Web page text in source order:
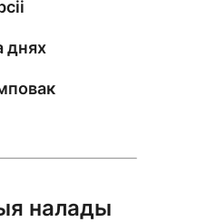
днях
налады